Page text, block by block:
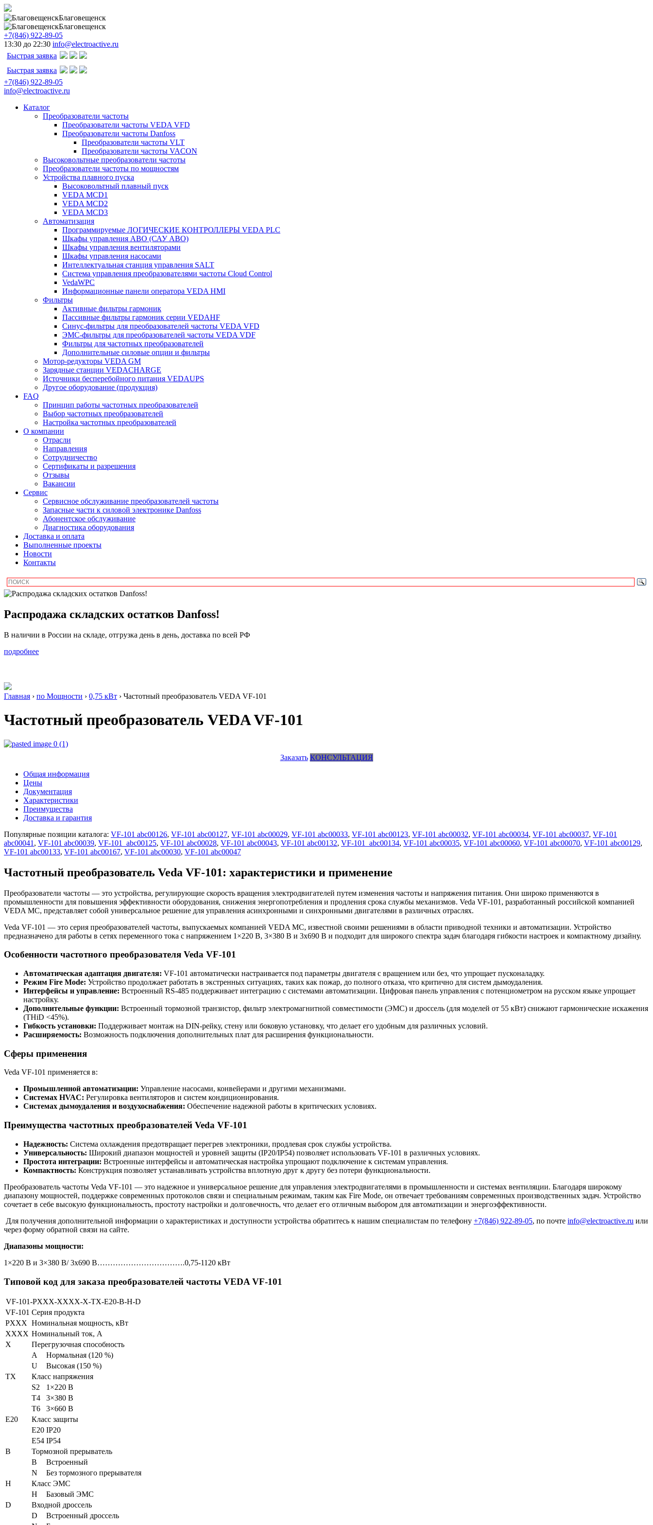
Благовещенск
Благовещенск
+7(846) 922-89-05
13:30 до 22:30 info@electroactive.ru
Быстрая заявка
Быстрая заявка
+7(846) 922-89-05
info@electroactive.ru
Каталог
Преобразователи частоты
Преобразователи частоты VEDA VFD
Преобразователи частоты Danfoss
Преобразователи частоты VLT
Преобразователи частоты VACON
Высоковольтные преобразователи частоты
Преобразователи частоты по мощностям
Устройства плавного пуска
Высоковольтный плавный пуск
VEDA MCD1
VEDA MCD2
VEDA MCD3
Автоматизация
Программируемые ЛОГИЧЕСКИЕ КОНТРОЛЛЕРЫ VEDA PLC
Шкафы управления АВО (САУ АВО)
Шкафы управления вентиляторами
Шкафы управления насосами
Интеллектуальная станция управления SALT
Система управления преобразователями частоты Cloud Control
VedaWPC
Информационные панели оператора VEDA HMI
Фильтры
Активные фильтры гармоник
Пассивные фильтры гармоник серии VEDAHF
Синус-фильтры для преобразователей частоты VEDA VFD
ЭМС-фильтры для преобразователей частоты VEDA VDF
Фильтры для частотных преобразователей
Дополнительные силовые опции и фильтры
Мотор-редукторы VEDA GM
Зарядные станции VEDACHARGE
Источники бесперебойного питания VEDAUPS
Другое оборудование (продукция)
FAQ
Принцип работы частотных преобразователей
Выбор частотных преобразователей
Настройка частотных преобразователей
О компании
Отрасли
Направления
Сотрудничество
Сертификаты и разрешения
Отзывы
Вакансии
Сервис
Сервисное обслуживание преобразователей частоты
Запасные части к силовой электронике Danfoss
Абонентское обслуживание
Диагностика оборудования
Доставка и оплата
Выполненные проекты
Новости
Контакты
Распродажа складских остатков Danfoss!
В наличии в России на складе, отгрузка день в день, доставка по всей РФ
подробнее
Главная › по Мощности › 0,75 кВт › Частотный преобразователь VEDA VF-101
Частотный преобразователь VEDA VF-101
Заказать КОНСУЛЬТАЦИЯ
Общая информация
Цены
Документация
Xарактеристики
Преимущества
Доставка и гарантия
Популярные позиции каталога: VF-101 abc00126, VF-101 abc00127, VF-101 abc00029, VF-101 abc00033, VF-101 abc00123, VF-101 abc00032, VF-101 abc00034, VF-101 abc00037, VF-101
abc00041 , VF-101 abc00039, VF-101 abc00125, VF-101 abc00028, VF-101 abc00043, VF-101 abc00132, VF-101 abc00134, VF-101 abc00035, VF-101 abc00060, VF-101 abc00070, VF-101 abc00129,
VF-101 abc00133, VF-101 abc00167, VF-101 abc00030, VF-101 abc00047
Частотный преобразователь Veda VF-101: характеристики и применение
Преобразователи частоты — это устройства, регулирующие скорость вращения электродвигателей путем изменения частоты и напряжения питания. Они широко применяются в
промышленности для повышения эффективности оборудования, снижения энергопотребления и продления срока службы механизмов. Veda VF-101, разработанный российской компанией
VEDA MC, представляет собой универсальное решение для управления асинхронными и синхронными двигателями в различных отраслях.
Veda VF-101 — это серия преобразователей частоты, выпускаемых компанией VEDA MC, известной своими решениями в области приводной техники и автоматизации. Устройство
предназначено для работы в сетях переменного тока с напряжением 1×220 В, 3×380 В и 3х690 В и подходит для широкого спектра задач благодаря гибкости настроек и компактному дизайну.
Особенности частотного преобразователя Veda VF-101
Автоматическая адаптация двигателя: VF-101 автоматически настраивается под параметры двигателя с вращением или без, что упрощает пусконаладку.
Режим Fire Mode: Устройство продолжает работать в экстренных ситуациях, таких как пожар, до полного отказа, что критично для систем дымоудаления.
Интерфейсы и управление: Встроенный RS-485 поддерживает интеграцию с системами автоматизации. Цифровая панель управления с потенциометром на русском языке упрощает
настройку.
Дополнительные функции: Встроенный тормозной транзистор, фильтр электромагнитной совместимости (ЭМС) и дроссель (для моделей от 55 кВт) снижают гармонические искажения
(THiD <45%).
Гибкость установки: Поддерживает монтаж на DIN-рейку, стену или боковую установку, что делает его удобным для различных условий.
Расширяемость: Возможность подключения дополнительных плат для расширения функциональности.
Сферы применения
Veda VF-101 применяется в:
Промышленной автоматизации: Управление насосами, конвейерами и другими механизмами.
Системах HVAC: Регулировка вентиляторов и систем кондиционирования.
Системах дымоудаления и воздухоснабжения: Обеспечение надежной работы в критических условиях.
Преимущества частотных преобразователей Veda VF-101
Надежность: Система охлаждения предотвращает перегрев электроники, продлевая срок службы устройства.
Универсальность: Широкий диапазон мощностей и уровней защиты (IP20/IP54) позволяет использовать VF-101 в различных условиях.
Простота интеграции: Встроенные интерфейсы и автоматическая настройка упрощают подключение к системам управления.
Компактность: Конструкция позволяет устанавливать устройства вплотную друг к другу без потери функциональности.
Преобразователь частоты Veda VF-101 — это надежное и универсальное решение для управления электродвигателями в промышленности и системах вентиляции. Благодаря широкому
диапазону мощностей, поддержке современных протоколов связи и специальным режимам, таким как Fire Mode, он отвечает требованиям современных производственных задач. Устройство
сочетает в себе высокую функциональность, простоту настройки и долговечность, что делает его отличным выбором для автоматизации и энергоэффективности.
Для получения дополнительной информации о характеристиках и доступности устройства обратитесь к нашим специалистам по телефону +7(846) 922-89-05, по почте info@electroactive.ru или
через форму обратной связи на сайте.
Диапазоны мощности:
1×220 В и 3×380 В/ 3х690 В…………………………….0,75-1120 кВт
Типовой код для заказа преобразователей частоты VEDA VF-101
VF-101-PXXX-XXXX-X-TX-E20-B-H-D
VF-101 Серия продукта
PXXX Номинальная мощность, кВт
XXXX Номинальный ток, А
X
Перегрузочная способность
A
Нормальная (120 %)
U
Высокая (150 %)
TX
Класс напряжения
S2
1×220 В
T4
3×380 В
T6
3×660 В
E20
Класс защиты
E20 IP20
E54 IP54
B
Тормозной прерыватель
B
Встроенный
N
Без тормозного прерывателя
H
Класс ЭМС
H
Базовый ЭМС
D
Входной дроссель
D
Встроенный дроссель